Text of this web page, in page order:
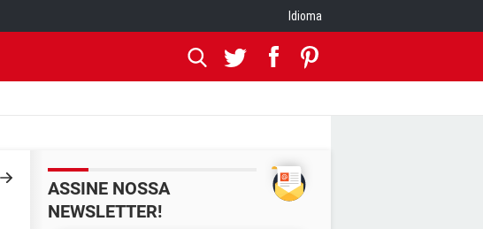
Idioma
ASSINE NOSSA
NEWSLETTER!